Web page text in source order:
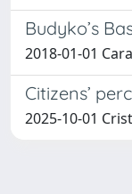
Budyko’s
2018-01-01
Citizens’
2025-10-01